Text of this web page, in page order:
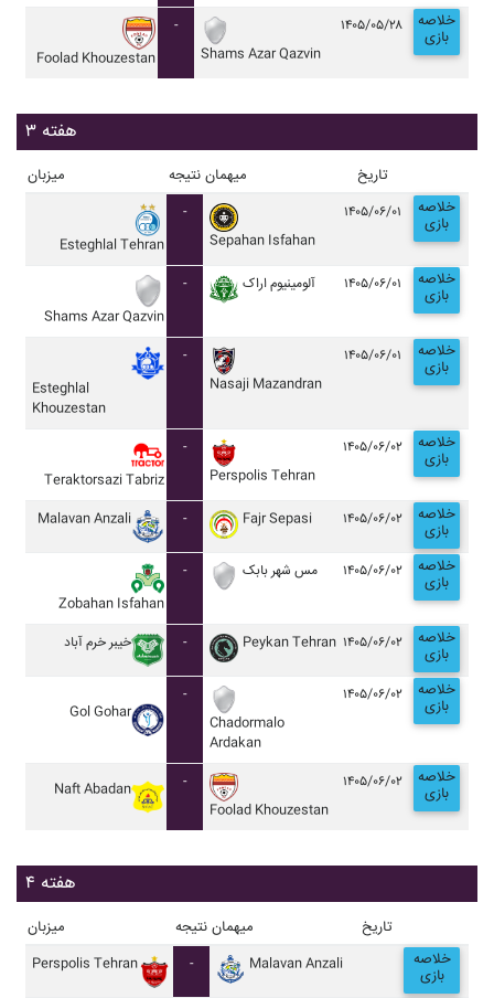
Foolad Khouzestan
-
Shams Azar Qazvin
۱۴۰۵/۰۵/۲۸ خلاصه
بازی
هفته ۳
میزبان نتیجه میهمان تاریخ
Esteghlal Tehran
-
Sepahan Isfahan
۱۴۰۵/۰۶/۰۱ خلاصه
بازی
Shams Azar Qazvin
- آلومينيوم اراک ۱۴۰۵/۰۶/۰۱ خلاصه
بازی
Esteghlal
Khouzestan
-
Nasaji Mazandran
۱۴۰۵/۰۶/۰۱ خلاصه
بازی
Teraktorsazi Tabriz
-
Perspolis Tehran
۱۴۰۵/۰۶/۰۲ خلاصه
بازی
Malavan Anzali - Fajr Sepasi ۱۴۰۵/۰۶/۰۲ خلاصه
بازی
Zobahan Isfahan
- مس شهر بابک ۱۴۰۵/۰۶/۰۲ خلاصه
بازی
خيبر خرم آباد - Peykan Tehran ۱۴۰۵/۰۶/۰۲ خلاصه
بازی
Gol Gohar
-
Chadormalo
Ardakan
۱۴۰۵/۰۶/۰۲ خلاصه
بازی
Naft Abadan
-
Foolad Khouzestan
۱۴۰۵/۰۶/۰۲ خلاصه
بازی
هفته ۴
میزبان نتیجه میهمان تاریخ
Perspolis Tehran - Malavan Anzali خلاصه
بازی